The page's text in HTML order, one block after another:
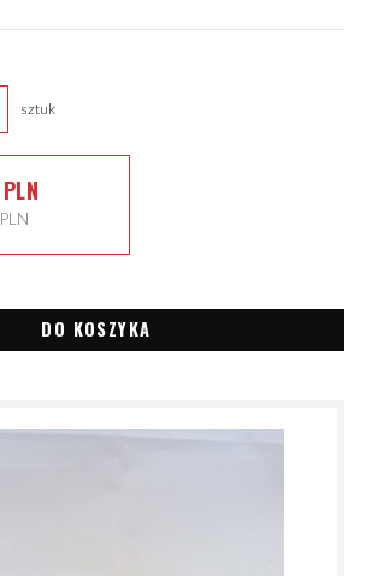
sztuk
PLN
PLN
DO KOSZYKA